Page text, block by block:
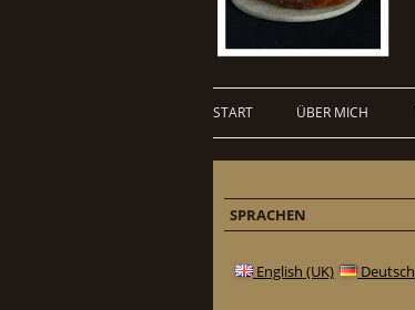
START ÜBER MICH
SPRACHEN
English (UK) Deutsch